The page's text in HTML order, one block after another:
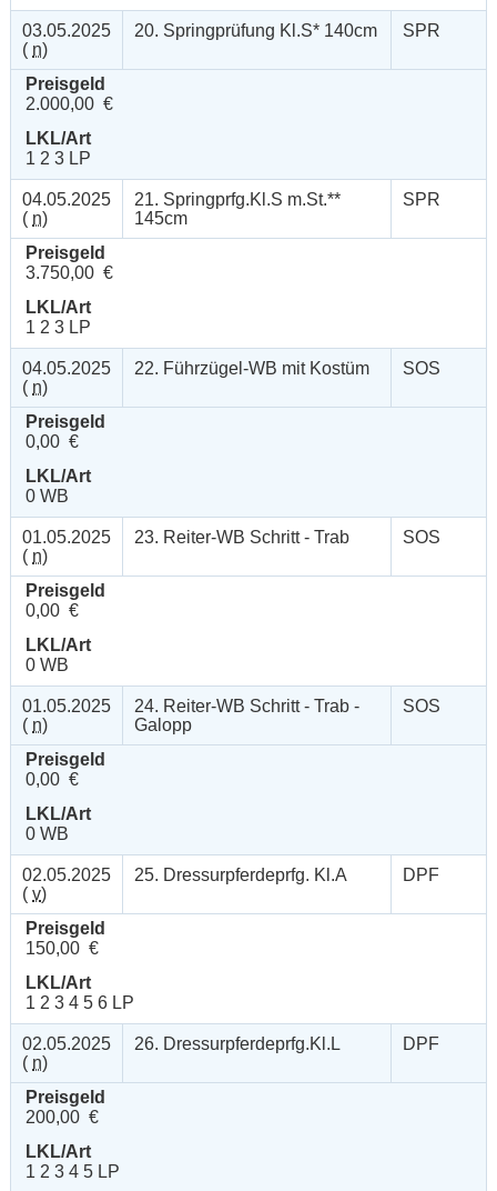
03.05.2025
( n)
20. Springprüfung Kl.S* 140cm SPR
Preisgeld
2.000,00 €
LKL/Art
1 2 3 LP
04.05.2025
( n)
21. Springprfg.Kl.S m.St.**
145cm
SPR
Preisgeld
3.750,00 €
LKL/Art
1 2 3 LP
04.05.2025
( n)
22. Führzügel-WB mit Kostüm SOS
Preisgeld
0,00 €
LKL/Art
0 WB
01.05.2025
( n)
23. Reiter-WB Schritt - Trab SOS
Preisgeld
0,00 €
LKL/Art
0 WB
01.05.2025
( n)
24. Reiter-WB Schritt - Trab -
Galopp
SOS
Preisgeld
0,00 €
LKL/Art
0 WB
02.05.2025
( v)
25. Dressurpferdeprfg. Kl.A DPF
Preisgeld
150,00 €
LKL/Art
1 2 3 4 5 6 LP
02.05.2025
( n)
26. Dressurpferdeprfg.Kl.L DPF
Preisgeld
200,00 €
LKL/Art
1 2 3 4 5 LP